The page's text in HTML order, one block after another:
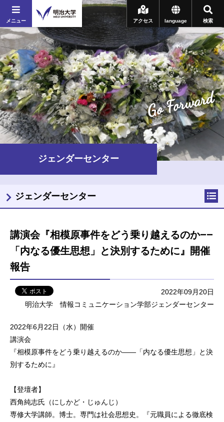
メニュー 検索
language
アクセス
Go Forward
ジェンダーセンター
講演会『相模原事件をどう乗り越えるのか——
「内なる優生思想」と決別するために』開催
報告
2022年09月20日
明治大学 情報コミュニケーション学部ジェンダーセンター
2022年6月22日（水）開催
講演会
『相模原事件をどう乗り越えるのか——「内なる優生思想」と決
別するために』
【登壇者】
西角純志氏（にしかど・じゅんじ）
専修大学講師。博士。専門は社会思想史。『元職員による徹底検
ジェンダーセンター